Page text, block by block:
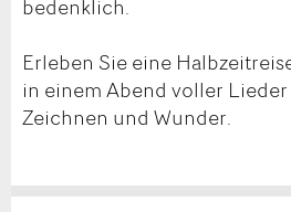
bedenklich.
Erleben Sie eine
in einem Abend voller
Zeichnen und Wunder.